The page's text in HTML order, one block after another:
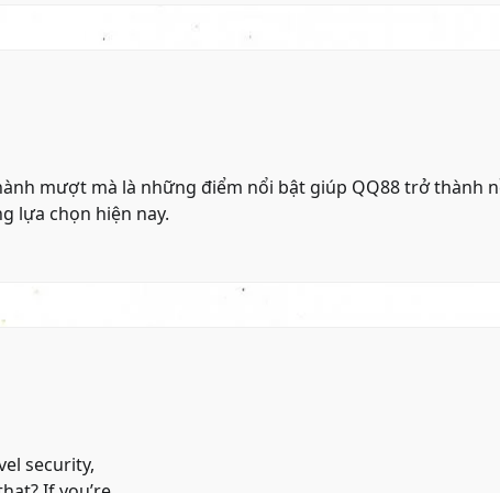
mượt mà là những điểm nổi bật giúp QQ88 trở thành
lựa chọn hiện nay.
security,